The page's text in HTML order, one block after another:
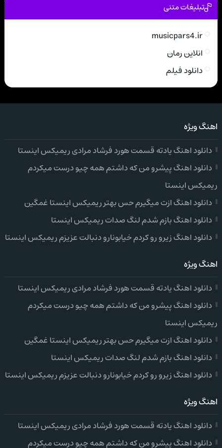
تبلیغات متنی
musicpars4.ir
انلاین رمان
دانلود فیلم
اهنگ ویژه
دانلود اهنگ یادته قسمت هورد فرشاد مرادی ریمیکس اینستا
دانلود اهنگ پیشرو من که داشتم همه چیو درست میکردم
ریمیکس اینستا
دانلود اهنگ ازت میگیرم حس بهتر ریمیکس اینستا غمگین
دانلود اهنگ بازم شدم لنگ صدات ریمیکس اینستا
دانلود اهنگ زیرو رو کردم خیابونارو دنبالت عزیزم ریمیکس اینستا
اهنگ ویژه
دانلود اهنگ یادته قسمت هورد فرشاد مرادی ریمیکس اینستا
دانلود اهنگ پیشرو من که داشتم همه چیو درست میکردم
ریمیکس اینستا
دانلود اهنگ ازت میگیرم حس بهتر ریمیکس اینستا غمگین
دانلود اهنگ بازم شدم لنگ صدات ریمیکس اینستا
دانلود اهنگ زیرو رو کردم خیابونارو دنبالت عزیزم ریمیکس اینستا
اهنگ ویژه
دانلود اهنگ یادته قسمت هورد فرشاد مرادی ریمیکس اینستا
دانلود اهنگ پیشرو من که داشتم همه چیو درست میکردم